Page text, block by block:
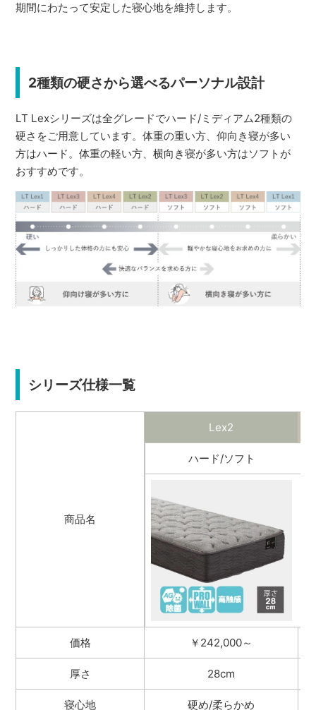
期間にわたって安定した寝心地を維持します。
2種類の硬さから選べるパーソナル設計
LT Lexシリーズは全グレードでハード/ミディアム2種類の
硬さをご用意しています。体重の重い方、仰向き寝が多い
方はハード。体重の軽い方、横向き寝が多い方はソフトが
おすすめです。
シリーズ仕様一覧
商品名
Lex2
ハード/ソフト
価格 ￥242,000～
厚さ 28cm
寝心地 硬め/柔らかめ